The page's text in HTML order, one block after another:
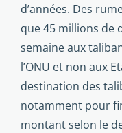
d’années. Des
que 45 millions de
semaine aux
l’ONU et non aux
destination des
notamment pour
montant selon le